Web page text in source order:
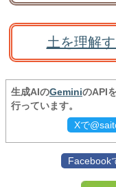
土を理解
生成AIのGeminiのAPI
行っています。
Xで
Facebook